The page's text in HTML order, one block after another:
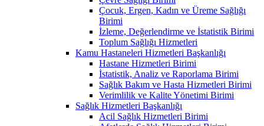
Çocuk, Ergen, Kadın ve Üreme Sağlığı
Birimi
İzleme, Değerlendirme ve İstatistik Birimi
Toplum Sağlığı Hizmetleri
Kamu Hastaneleri Hizmetleri Başkanlığı
Hastane Hizmetleri Birimi
İstatistik, Analiz ve Raporlama Birimi
Sağlık Bakım ve Hasta Hizmetleri Birimi
Verimlilik ve Kalite Yönetimi Birimi
Sağlık Hizmetleri Başkanlığı
Acil Sağlık Hizmetleri Birimi